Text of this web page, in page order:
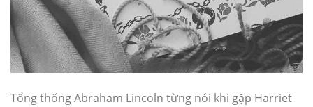
Tổng thống Abraham Lincoln từng nói khi gặp Harriet